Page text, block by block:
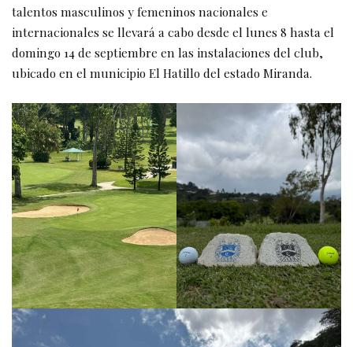
talentos masculinos y femeninos nacionales e
internacionales se llevará a cabo desde el lunes 8 hasta el
domingo 14 de septiembre en las instalaciones del club,
ubicado en el municipio El Hatillo del estado Miranda.